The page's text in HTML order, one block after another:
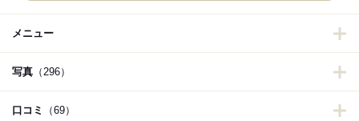
メニュー
写真 （296）
口コミ （69）